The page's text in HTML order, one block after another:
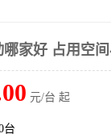
家好 占用空
元/台 起
台